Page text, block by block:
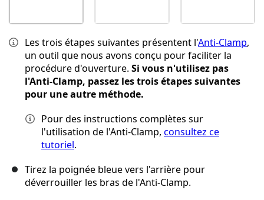
Les trois étapes suivantes présentent l'Anti-Clamp,
un outil que nous avons conçu pour faciliter la
procédure d'ouverture. Si vous n'utilisez pas
l'Anti-Clamp, passez les trois étapes suivantes
pour une autre méthode.
Pour des instructions complètes sur
l'utilisation de l'Anti-Clamp, consultez ce
tutoriel.
Tirez la poignée bleue vers l'arrière pour
déverrouiller les bras de l'Anti-Clamp.